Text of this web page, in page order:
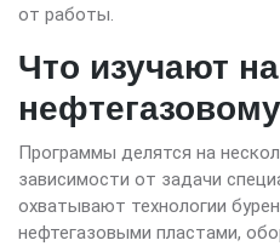
от работы.
Что изучают
Программы делятся на
зависимости от задачи
охватывают технологии
нефтегазовыми пластами,